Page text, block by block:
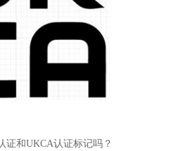
证和UKCA认证标记吗？